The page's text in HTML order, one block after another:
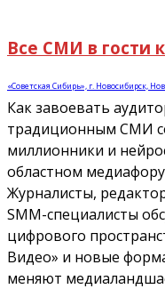
Все СМИ в гости
«Советская Сибирь», г. Новосибирск,
Как завоевать
традиционным СМИ
миллионники и
областном
Журналисты,
SMM-специалисты
цифрового
Видео» и новые
меняют